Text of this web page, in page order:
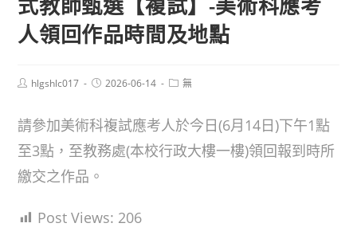
人領回作品時間及地點
Posthlgshlc017
Post2026-06-14
Post無
請參加美術科複試應考人於今日(6月14日)下午1點
至3點，至教務處(本校行政大樓一樓)領回報到時所
繳交之作品。
Post Views: 206